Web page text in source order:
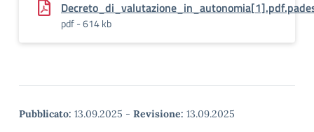
pdf - 614 kb
Pubblicato: 13.09.2025 - Revisione: 13.09.2025